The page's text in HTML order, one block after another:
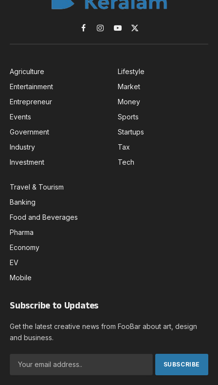
Facebook
InstagramYouTube
X
(Twitter)
Agriculture
Entertainment
Entrepreneur
Events
Government
Industry
Investment
Lifestyle
Market
Money
Sports
Startups
Tax
Tech
Travel & Tourism
Banking
Food and Beverages
Pharma
Economy
EV
Mobile
Subscribe to Updates
Get the latest creative news from FooBar about art, design
and business.